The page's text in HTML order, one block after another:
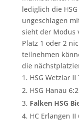
lediglich die
ungeschlagen
sieht der Modus
Platz 1 oder 2
teilnehmen
die
HSG Wetzlar II
HSG Hanau 6:2
Falken HSG
HC Erlangen II